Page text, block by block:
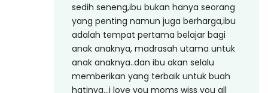
sedih seneng,ibu bukan hanya seorang
yang penting namun juga berharga,ibu
adalah tempat pertama belajar bagi
anak anaknya, madrasah utama untuk
anak anaknya..dan ibu akan selalu
memberikan yang terbaik untuk buah
hatinya...i love you moms wiss you all